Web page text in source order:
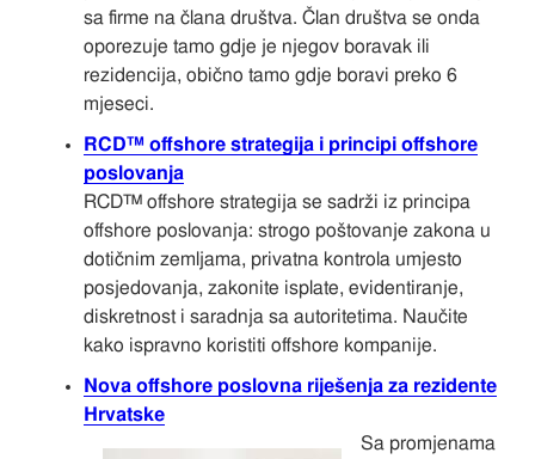
sa firme na člana društva. Član društva se onda
oporezuje tamo gdje je njegov boravak ili
rezidencija, obično tamo gdje boravi preko 6
mjeseci.
RCD™ offshore strategija i principi offshore
poslovanja
RCD™ offshore strategija se sadrži iz principa
offshore poslovanja: strogo poštovanje zakona u
dotičnim zemljama, privatna kontrola umjesto
posjedovanja, zakonite isplate, evidentiranje,
diskretnost i saradnja sa autoritetima. Naučite
kako ispravno koristiti offshore kompanije.
Nova offshore poslovna riješenja za rezidente
Hrvatske
Sa promjenama